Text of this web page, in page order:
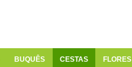
BUQUÊS CESTAS FLORES